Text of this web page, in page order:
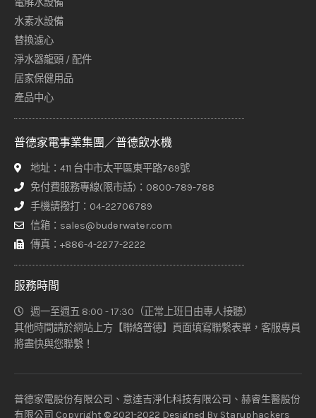
水素水設備
替換濾心
淨水器龍頭 / 配件
居家保健用品
產品中心
普德家電事業集團／普德飲水機
地址：411 台中市太平區東平路769號
免付費服務專線(限市話)：0800-789-788
手機請撥打：04-22706789
信箱：sales@buderwater.com
傳真：+886-4-2277-2222
服務時間
週一至週五 8:00 - 17:30（正常上班日由專人接聽）
其他時間請於網站上方【聯絡普德】頁面填寫聯繫表單，客服專員
將盡快與您聯繫！
普德家電股份有限公司、意達吉淨化科技有限公司、赫睿生醫股份
有限公司 Copyright © 2021-2022 Designed By Staruphackers